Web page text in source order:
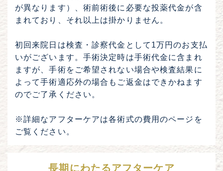
が異なります）、術前術後に必要な投薬代金が含
まれており、 それ以上は掛かりません 。
初回来院日は検査・診察代金として1万円のお支払
いがございます。手術決定時は手術代金に含まれ
ますが、手術をご希望されない場合や検査結果に
よって手術適応外の場合もご返金はできかねます
のでご了承ください。
※詳細なアフターケアは各術式の費用のページを
ご覧ください。
長期にわたるアフターケア